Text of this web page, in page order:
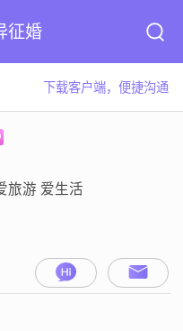
征婚
下载客户端，便捷沟通
旅游 爱生活